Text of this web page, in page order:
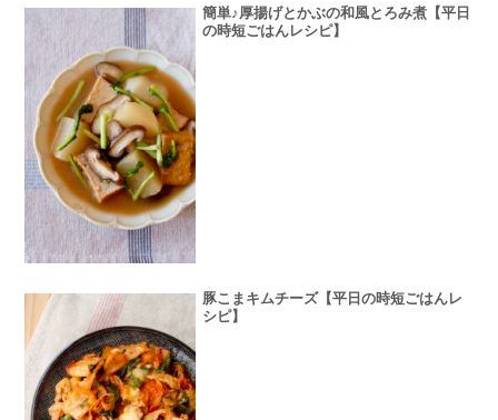
簡単♪厚揚げとかぶの和風とろみ煮【平日
の時短ごはんレシピ】
豚こまキムチーズ【平日の時短ごはんレ
シピ】